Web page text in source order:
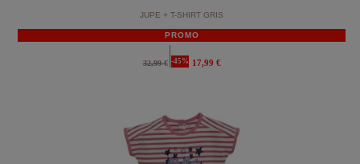
JUPE + T-SHIRT GRIS
PROMO
32,99 € -45% 17,99 €